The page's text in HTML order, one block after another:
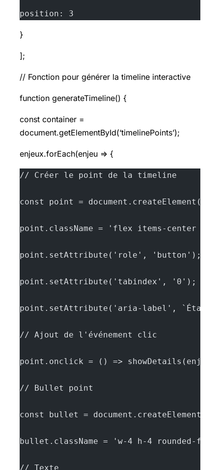
position: 3
}
];
// Fonction pour générer la timeline interactive
function generateTimeline() {
const container =
document.getElementById(‘timelinePoints’);
enjeux.forEach(enjeu => {
// Créer le point de la timeline
const point =
point.className = 'flex items-center
point.setAttribute('role', 'button');
point.setAttribute('tabindex', '0');
point.setAttribute('aria-label',
// Ajout de l'événement clic
point.onclick = () =>
// Bullet point
const bullet =
bullet.className = 'w-4 h-4 rounded-
// Texte